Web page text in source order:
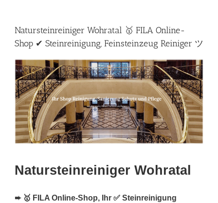
Natursteinreiniger Wohratal 🥇 FILA Online-
Shop ✔ Steinreinigung, Feinsteinzeug Reiniger ツ
Natursteinreiniger Wohratal
➨ 🥇 FILA Online-Shop, Ihr ✅ Steinreinigung